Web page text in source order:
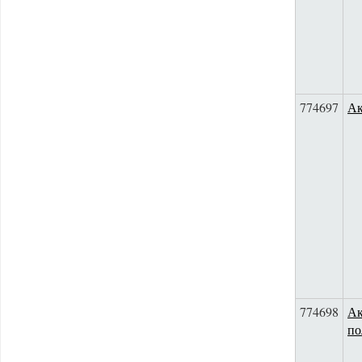
774697
774698